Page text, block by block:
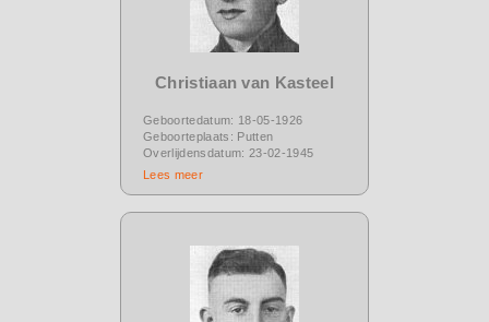
Christiaan van Kasteel
Geboortedatum: 18-05-1926
Geboorteplaats: Putten
Overlijdensdatum: 23-02-1945
Lees meer